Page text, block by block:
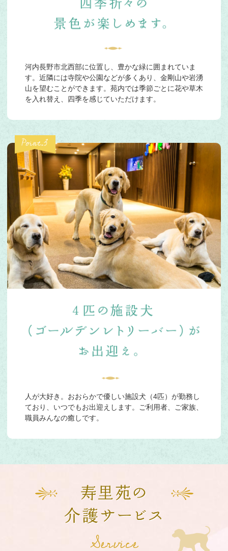
河内長野市北西部に位置し、豊かな緑に囲まれていま
す。近隣には寺院や公園などが多くあり、金剛山や岩湧
山を望むことができます。苑内では季節ごとに花や草木
を入れ替え、四季を感じていただけます。
人が大好き。おおらかで優しい施設犬（4匹）が勤務し
ており、いつでもお出迎えします。ご利用者、ご家族、
職員みんなの癒しです。